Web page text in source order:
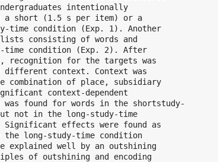
intentionally
short (1.5 s per item) or a
time condition (Exp. 1). Another
lists consisting of words and
time condition (Exp. 2). After
recognition for the targets was
context. Context was
combination of place, subsidiary
context-dependent
found for words in the shortstudy-
not in the long-study-time
effects were found as
long-study-time condition
explained well by an outshining
of outshining and encoding